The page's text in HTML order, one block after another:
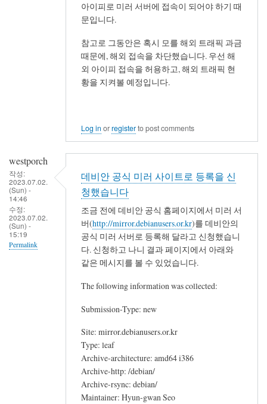
아이피로 미러 서버에 접속이 되어야 하기 때
문입니다.
참고로 그동안은 혹시 모를 해외 트래픽 과금
때문에, 해외 접속을 차단했습니다. 우선 해
외 아이피 접속을 허용하고, 해외 트래픽 현
황을 지켜볼 예정입니다.
Log in orregisterto post comments
westporch
작성:
2023.07.02.
(Sun) -
14:46
수정:
2023.07.02.
(Sun) -
15:19
Permalink
데비안 공식 미러 사이트로 등록을 신
청했습니다
조금 전에 데비안 공식 홈페이지에서 미러 서
버(http://mirror.debianusers.or.kr)를 데비안의
공식 미러 서버로 등록해 달라고 신청했습니
다. 신청하고 나니 결과 페이지에서 아래와
같은 메시지를 볼 수 있었습니다.
The following information was collected:
Submission-Type: new
Site: mirror.debianusers.or.kr
Type: leaf
Archive-architecture: amd64 i386
Archive-http: /debian/
Archive-rsync: debian/
Maintainer: Hyun-gwan Seo